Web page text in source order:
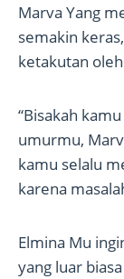
Marva Yang
semakin
ketakutan
“Bisakah
umurmu,
kamu selalu
karena
Elmina Mu
yang luar